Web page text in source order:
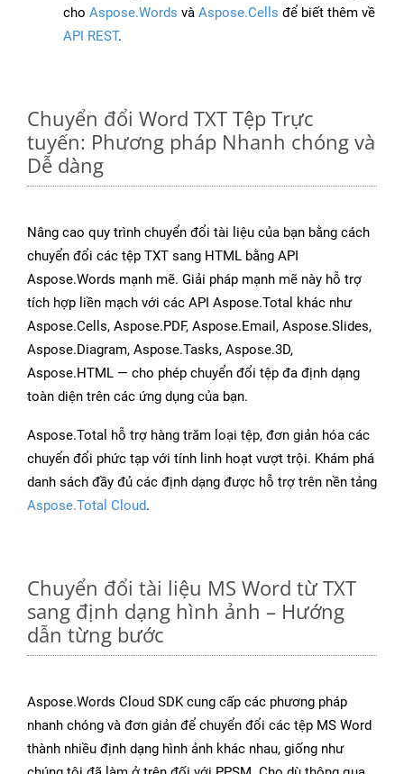
cho Aspose.Words và Aspose.Cells để biết thêm về
API REST.
Chuyển đổi Word TXT Tệp Trực
tuyến: Phương pháp Nhanh chóng và
Dễ dàng
Nâng cao quy trình chuyển đổi tài liệu của bạn bằng cách
chuyển đổi các tệp TXT sang HTML bằng API
Aspose.Words mạnh mẽ. Giải pháp mạnh mẽ này hỗ trợ
tích hợp liền mạch với các API Aspose.Total khác như
Aspose.Cells, Aspose.PDF, Aspose.Email, Aspose.Slides,
Aspose.Diagram, Aspose.Tasks, Aspose.3D,
Aspose.HTML — cho phép chuyển đổi tệp đa định dạng
toàn diện trên các ứng dụng của bạn.
Aspose.Total hỗ trợ hàng trăm loại tệp, đơn giản hóa các
chuyển đổi phức tạp với tính linh hoạt vượt trội. Khám phá
danh sách đầy đủ các định dạng được hỗ trợ trên nền tảng
Aspose.Total Cloud.
Chuyển đổi tài liệu MS Word từ TXT
sang định dạng hình ảnh – Hướng
dẫn từng bước
Aspose.Words Cloud SDK cung cấp các phương pháp
nhanh chóng và đơn giản để chuyển đổi các tệp MS Word
thành nhiều định dạng hình ảnh khác nhau, giống như